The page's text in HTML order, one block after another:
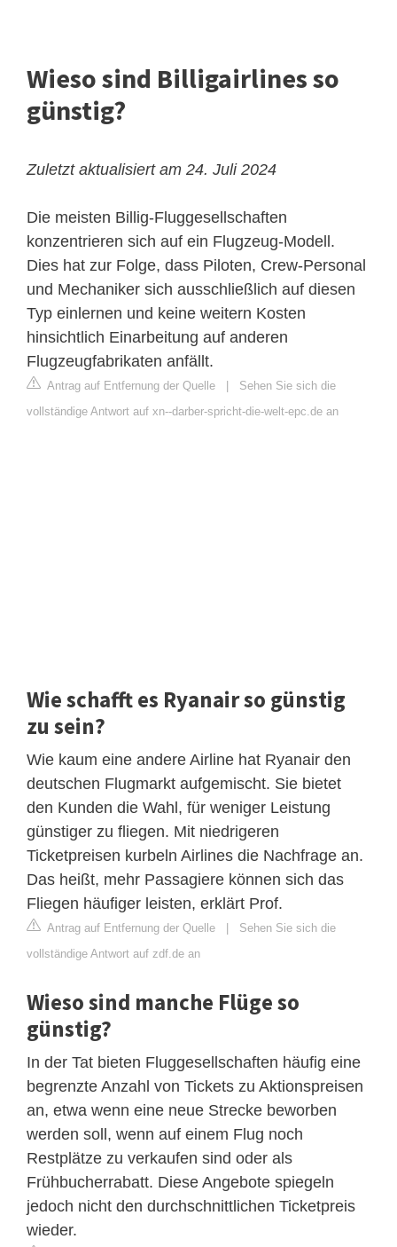
Wieso sind Billigairlines so
günstig?
Zuletzt aktualisiert am 24. Juli 2024
Die meisten Billig-Fluggesellschaften
konzentrieren sich auf ein Flugzeug-Modell.
Dies hat zur Folge, dass Piloten, Crew-Personal
und Mechaniker sich ausschließlich auf diesen
Typ einlernen und keine weitern Kosten
hinsichtlich Einarbeitung auf anderen
Flugzeugfabrikaten anfällt.
Antrag auf Entfernung der Quelle
Sehen Sie sich die
vollständige Antwort auf xn--darber-spricht-die-welt-epc.de an
Wie schafft es Ryanair so günstig
zu sein?
Wie kaum eine andere Airline hat Ryanair den
deutschen Flugmarkt aufgemischt. Sie bietet
den Kunden die Wahl, für weniger Leistung
günstiger zu fliegen. Mit niedrigeren
Ticketpreisen kurbeln Airlines die Nachfrage an.
Das heißt, mehr Passagiere können sich das
Fliegen häufiger leisten, erklärt Prof.
Antrag auf Entfernung der Quelle
Sehen Sie sich die
vollständige Antwort auf zdf.de an
Wieso sind manche Flüge so
günstig?
In der Tat bieten Fluggesellschaften häufig eine
begrenzte Anzahl von Tickets zu Aktionspreisen
an, etwa wenn eine neue Strecke beworben
werden soll, wenn auf einem Flug noch
Restplätze zu verkaufen sind oder als
Frühbucherrabatt. Diese Angebote spiegeln
jedoch nicht den durchschnittlichen Ticketpreis
wieder.